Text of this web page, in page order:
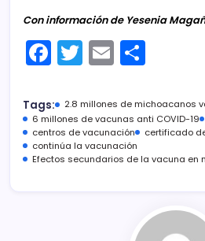
Con información de Yesenia
F
a
c
e
b
T
w
itt
er
E
m
ai
l
m
p
ar
Tags:
2.8 millones de michoacanos
6 millones de vacunas anti COVID-19
centros de vacunación
certificado
continúa la vacunación
Efectos secundarios de la vacuna en